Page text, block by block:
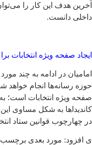
آخرین هدف این کار را
داخلی دانست.
ایجاد صفحه ویژه انتخابات
امامیان در ادامه به چند
حوزه رسانه‌ها انجام خواهد
صفحه ویژه انتخابات است؛
کاندیداها به شکل مساوی این
در چهارچوب قوانین ستاد
ی افزود: مورد بعدی برچسب